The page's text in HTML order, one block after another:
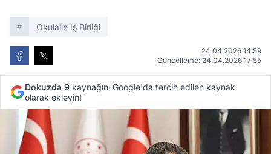
Okulaile Iş Birliği
24.04.2026 14:59
Güncelleme: 24.04.2026 17:55
Dokuzda 9 kaynağını Google'da tercih edilen kaynak
olarak ekleyin!